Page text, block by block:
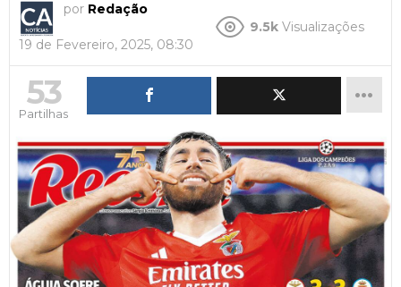
por Redação
19 de Fevereiro, 2025, 08:30
9.5k Visualizações
53
Partilhas